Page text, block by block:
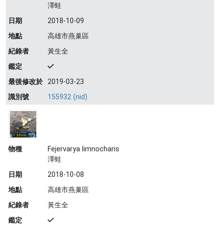
澤蛙
日期
2018-10-09
地點
高雄市燕巢區
紀錄者
黃生全
鑑定
最後修改於 2019-03-23
識別號
155932 (nid)
物種
Fejervarya limnocharis
澤蛙
日期
2018-10-08
地點
高雄市燕巢區
紀錄者
黃生全
鑑定